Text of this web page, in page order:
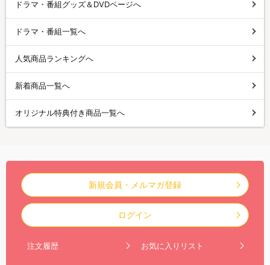
ドラマ・番組グッズ＆DVDページへ
ドラマ・番組一覧へ
人気商品ランキングへ
新着商品一覧へ
オリジナル特典付き商品一覧へ
新規会員・メルマガ登録
ログイン
注文履歴 お気に入りリスト